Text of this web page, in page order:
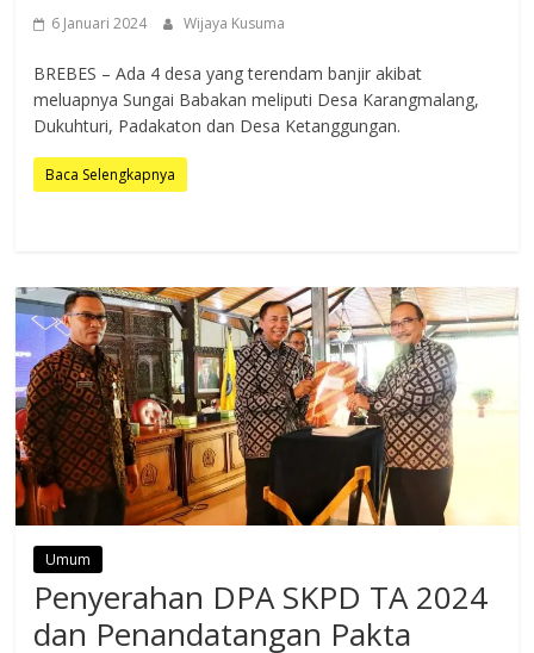
6 Januari 2024 Wijaya Kusuma
BREBES – Ada 4 desa yang terendam banjir akibat
meluapnya Sungai Babakan meliputi Desa Karangmalang,
Dukuhturi, Padakaton dan Desa Ketanggungan.
Baca Selengkapnya
Umum
Penyerahan DPA SKPD TA 2024
dan Penandatangan Pakta